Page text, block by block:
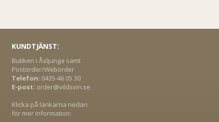
KUNDTJÄNST:
Butiken i Åsljunga samt
Postorder/Weborder
Telefon: 0435-46 05 30
E-post: order@vildsvin.se
Klicka på länkarna nedan
för mer information: